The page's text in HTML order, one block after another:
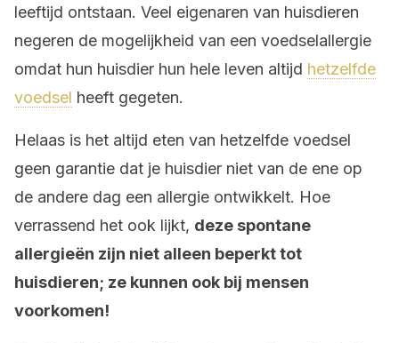
leeftijd ontstaan. Veel eigenaren van huisdieren
negeren de mogelijkheid van een voedselallergie
omdat hun huisdier hun hele leven altijd hetzelfde
voedsel heeft gegeten.
Helaas is het altijd eten van hetzelfde voedsel
geen garantie dat je huisdier niet van de ene op
de andere dag een allergie ontwikkelt. Hoe
verrassend het ook lijkt, deze spontane
allergieën zijn niet alleen beperkt tot
huisdieren; ze kunnen ook bij mensen
voorkomen!